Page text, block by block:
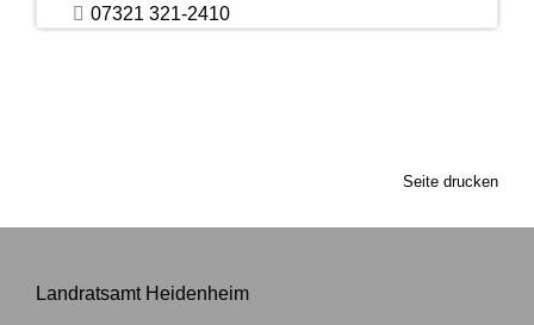
07321 321-2410
Seite drucken
Landratsamt Heidenheim